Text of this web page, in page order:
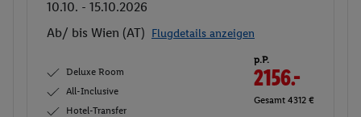
10.10. - 15.10.2026
Ab/ bis Wien (AT) Flugdetails anzeigen
Deluxe Room
All-Inclusive
Hotel-Transfer
p.P.
2156.-
Gesamt 4312 €